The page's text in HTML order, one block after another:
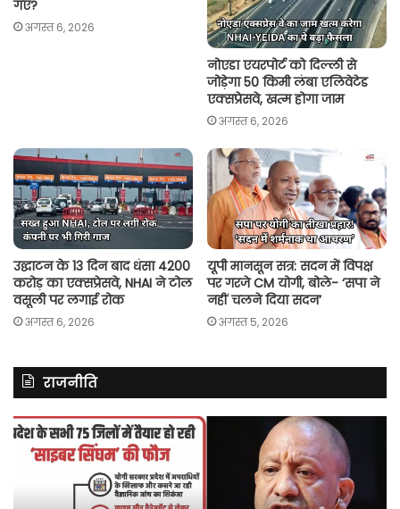
गए?
अगस्त 6, 2026
नोएडा एयरपोर्ट को दिल्ली से
जोड़ेगा 50 किमी लंबा एलिवेटेड
एक्सप्रेसवे, खत्म होगा जाम
अगस्त 6, 2026
उद्घाटन के 13 दिन बाद धंसा 4200
करोड़ का एक्सप्रेसवे, NHAI ने टोल
वसूली पर लगाई रोक
अगस्त 6, 2026
यूपी मानसून सत्र: सदन में विपक्ष
पर गरजे CM योगी, बोले- ‘सपा ने
नहीं चलने दिया सदन’
अगस्त 5, 2026
राजनीति
असम
में
दर्ज